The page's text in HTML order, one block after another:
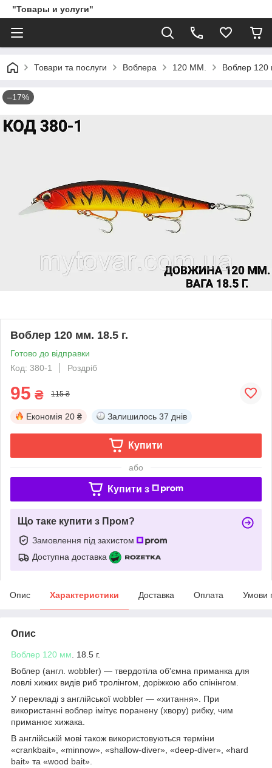
"Товары и услуги"
Товари та послуги Воблера 120 ММ. Воблер 120
–17%
Воблер 120 мм. 18.5 г.
Готово до відправки
Код: 380-1
Роздріб
95 ₴ 115 ₴
Економія 20 ₴ Залишилось 37 днів
Купити
або
Купити з
Що таке купити з Пром?
Замовлення під захистом
Доступна доставка
Опис Характеристики Доставка Оплата Умови
Опис
Воблер 120 мм . 18.5 г.
Воблер (англ. wobbler) — твердотіла об'ємна приманка для
ловлі хижих видів риб тролінгом, доріжкою або спінінгом.
У перекладі з англійської wobbler — «хитання». При
використанні воблер імітує поранену (хвору) рибку, чим
приманює хижака.
В англійській мові також використовуються терміни
«crankbait», «minnow», «shallow-diver», «deep-diver», «hard
bait» та «wood bait».